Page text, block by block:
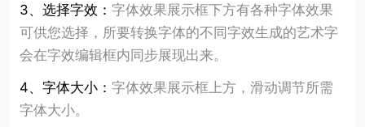
3、选择字效： 字体效果展示框下方有各种字体效果
可供您选择，所要转换字体的不同字效生成的艺术字
会在字效编辑框内同步展现出来。
4、字体大小： 字体效果展示框上方，滑动调节所需
字体大小。